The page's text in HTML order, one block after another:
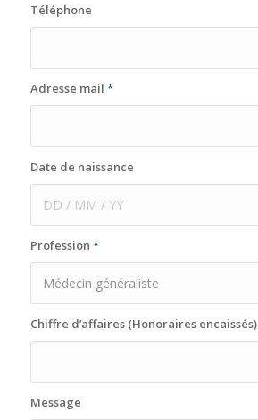
Téléphone
Adresse mail *
Date de naissance
Profession *
Chiffre d’affaires (Honoraires encaissés)
Message